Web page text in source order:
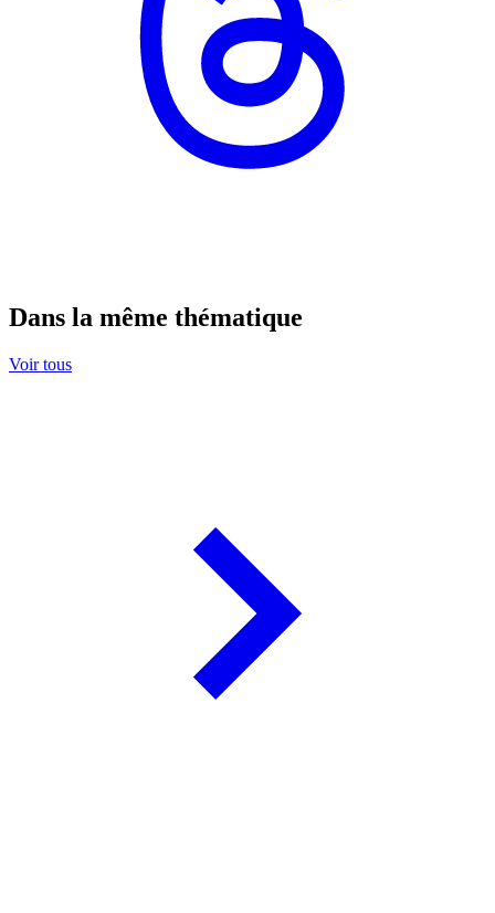
Dans la même thématique
Voir tous